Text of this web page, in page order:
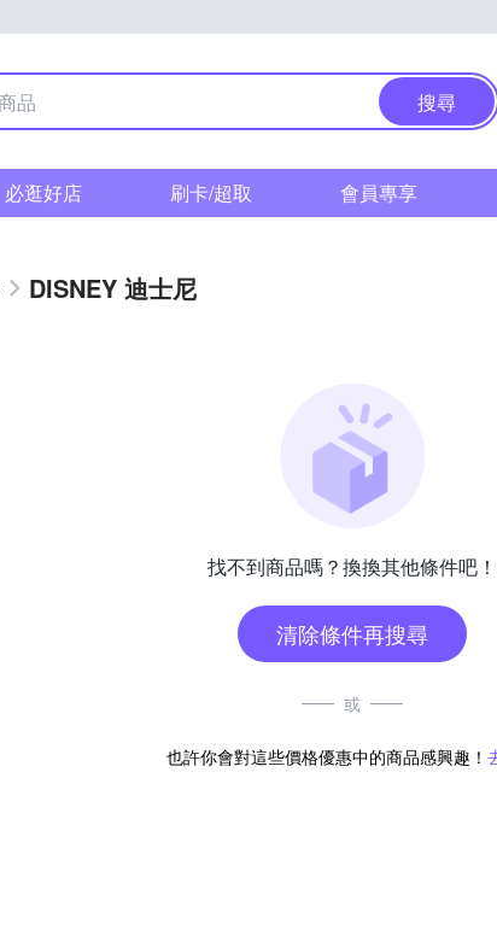
搜尋
必逛好店 刷卡/超取 會員專享
DISNEY 迪士尼
找不到商品嗎？換換其他條件吧！
清除條件再搜尋
或
也許你會對這些價格優惠中的商品感興趣！